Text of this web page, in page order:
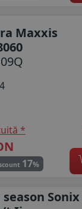
Maxxis
*
17%
Sonix